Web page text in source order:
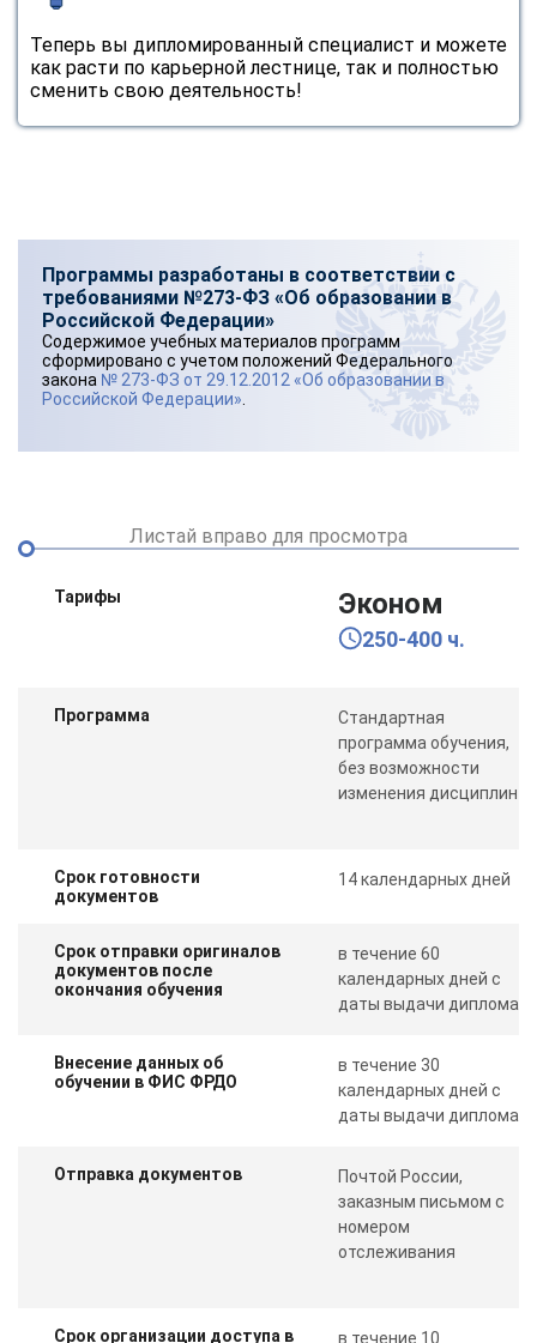
Теперь вы дипломированный специалист и можете
как расти по карьерной лестнице, так и полностью
сменить свою деятельность!
Программы разработаны в соответствии с
требованиями №273-ФЗ «Об образовании в
Российской Федерации»
Содержимое учебных материалов программ
сформировано с учетом положений Федерального
закона № 273-ФЗ от 29.12.2012 «Об образовании в
Российской Федерации»
Листай вправо для просмотра
Тарифы Эконом
250-400 ч.
Программа
Стандартная
программа обучения,
без возможности
изменения дисциплин
Срок готовности
документов
14 календарных дней
Срок отправки оригиналов
документов после
окончания обучения
в течение 60
календарных дней с
даты выдачи диплома
Внесение данных об
обучении в ФИС ФРДО
в течение 30
календарных дней с
даты выдачи диплома
Отправка документов
Почтой России,
заказным письмом с
номером
отслеживания
Срок организации доступа в в течение 10